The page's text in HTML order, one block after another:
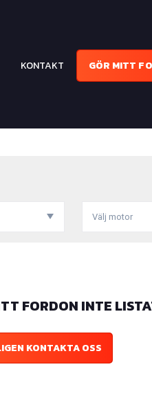
KONTAKT GÖR MITT
Välj motor
FORDON INTE
KONTAKTA OSS